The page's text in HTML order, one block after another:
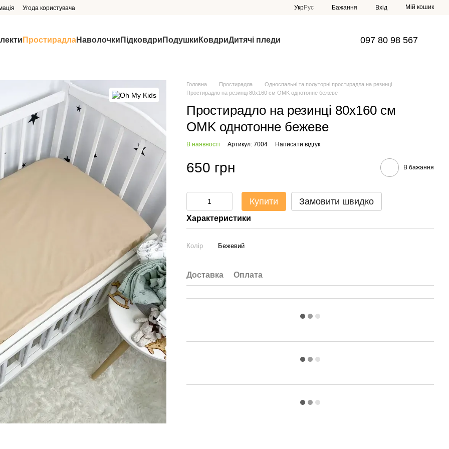
Угода користувача УкрРус Бажання Вхід Мій кошик
ПростирадлаНаволочки Підковдри Подушки КовдриДитячі пледи 097 80 98 567
Головна Простирадла
Односпальні та полуторні простирадла на резинці
Простирадло на резинці 80х160 см OMK однотонне бежеве
Простирадло на резинці 80х160 см
OMK однотонне бежеве
В наявності Артикул: 7004 Написати відгук
650 грн В бажання
Купити Замовити швидко
Характеристики
Колір Бежевий
Доставка Оплата